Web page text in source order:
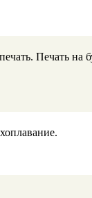
Печать на